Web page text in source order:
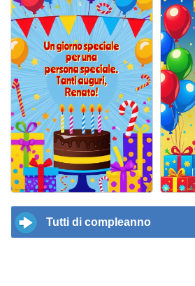
Tutti di compleanno